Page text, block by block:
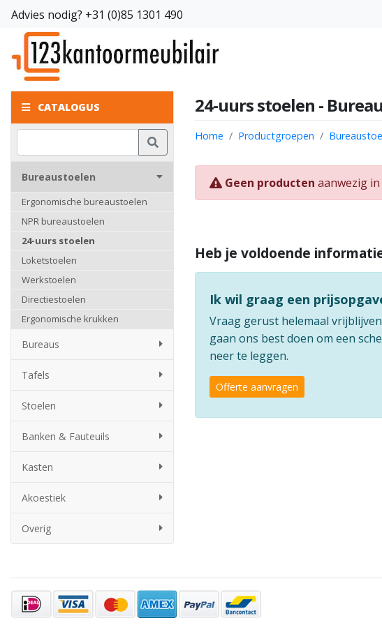
Advies nodig? +31 (0)85 1301 490
CATALOGUS
Bureaustoelen
Ergonomische bureaustoelen
NPR bureaustoelen
24-uurs stoelen
Loketstoelen
Werkstoelen
Directiestoelen
Ergonomische krukken
Bureaus
Tafels
Stoelen
Banken & Fauteuils
Kasten
Akoestiek
Overig
24-uurs stoelen -
Home Productgroepen
Geen producten aanwezig
Heb je voldoende
Ik wil graag een
Vraag gerust helemaal
gaan ons best doen om een
neer te leggen.
Offerte aanvragen